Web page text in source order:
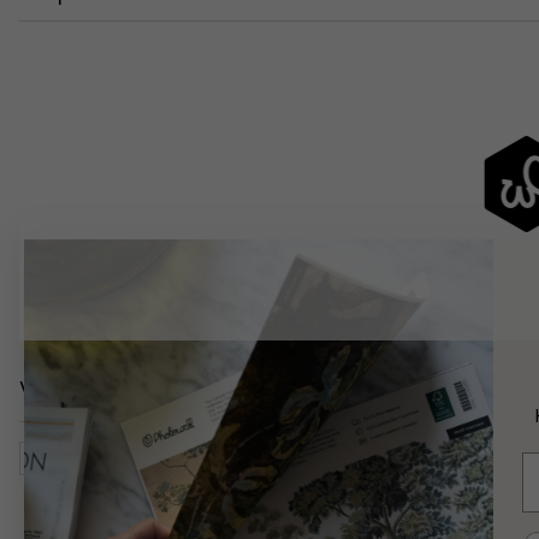
Verwandte Kategorien
Spiritualität & Religion Engel Kunst & Design